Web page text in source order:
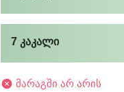
7 კაკალი
მარაგში არ არის